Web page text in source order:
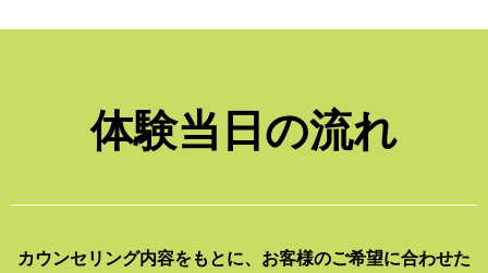
体験当日の流れ
カウンセリング内容をもとに、お客様のご希望に合わせた